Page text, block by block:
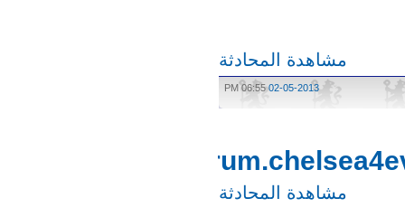
مشاهدة المحادثة
02-05-2013
06:55 PM
http://
مشاهدة المحادثة